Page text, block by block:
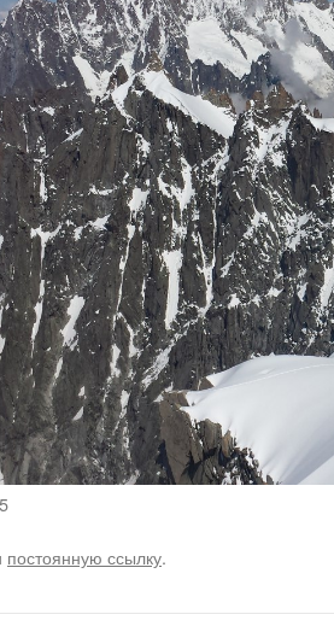
постоянную ссылку.